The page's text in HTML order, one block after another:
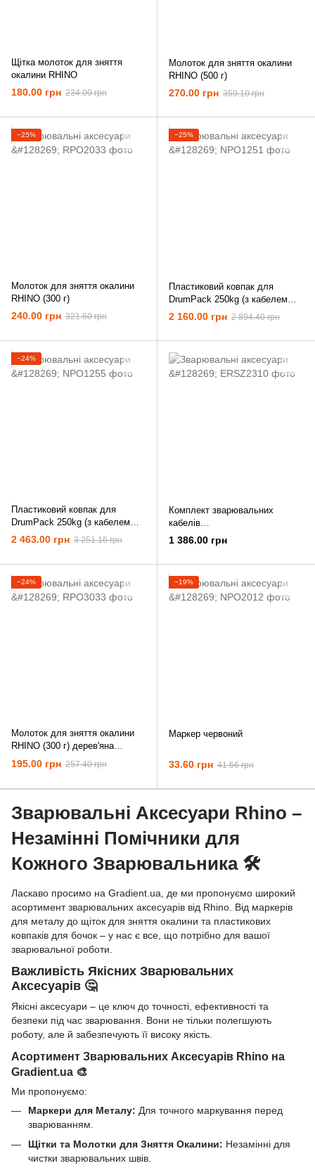
Щітка молоток для зняття
окалини RHINO
180.00 грн 234.00 грн
Молоток для зняття окалини
RHINO (500 г)
270.00 грн 359.10 грн
−25%
Молоток для зняття окалини
RHINO (300 г)
240.00 грн 321.60 грн
−25%
Пластиковий ковпак для
DrumPack 250kg (з кабелем
3м)
2 160.00 грн 2 894.40 грн
−24%
Пластиковий ковпак для
DrumPack 250kg (з кабелем
5м)
2 463.00 грн 3 251.16 грн
Комплект зварювальних
кабелів
300A/10мм2/2,5м+2,5м/10-25
1 386.00 грн
−24%
Молоток для зняття окалини
RHINO (300 г) дерев'яна
рукоятка
195.00 грн 257.40 грн
−19%
Маркер червоний
33.60 грн 41.66 грн
Зварювальні Аксесуари Rhino –
Незамінні Помічники для
Кожного Зварювальника 🛠️
Ласкаво просимо на Gradient.ua, де ми пропонуємо широкий
асортимент зварювальних аксесуарів від Rhino. Від маркерів
для металу до щіток для зняття окалини та пластикових
ковпаків для бочок – у нас є все, що потрібно для вашої
зварювальної роботи.
Важливість Якісних Зварювальних
Аксесуарів 🤔
Якісні аксесуари – це ключ до точності, ефективності та
безпеки під час зварювання. Вони не тільки полегшують
роботу, але й забезпечують її високу якість.
Асортимент Зварювальних Аксесуарів Rhino на
Gradient.ua 🎨
Ми пропонуємо:
Маркери для Металу: Для точного маркування перед
зварюванням.
Щітки та Молотки для Зняття Окалини: Незамінні для
чистки зварювальних швів.